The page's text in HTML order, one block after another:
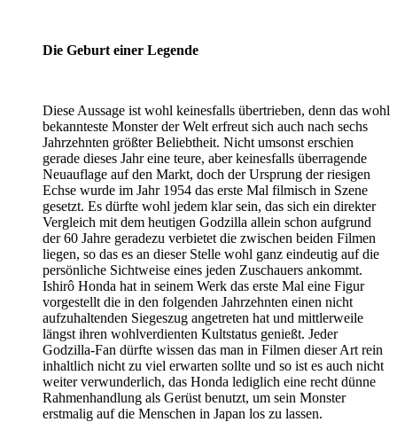
Die Geburt einer Legende
Diese Aussage ist wohl keinesfalls übertrieben, denn das wohl
bekannteste Monster der Welt erfreut sich auch nach sechs
Jahrzehnten größter Beliebtheit. Nicht umsonst erschien
gerade dieses Jahr eine teure, aber keinesfalls überragende
Neuauflage auf den Markt, doch der Ursprung der riesigen
Echse wurde im Jahr 1954 das erste Mal filmisch in Szene
gesetzt. Es dürfte wohl jedem klar sein, das sich ein direkter
Vergleich mit dem heutigen Godzilla allein schon aufgrund
der 60 Jahre geradezu verbietet die zwischen beiden Filmen
liegen, so das es an dieser Stelle wohl ganz eindeutig auf die
persönliche Sichtweise eines jeden Zuschauers ankommt.
Ishirô Honda hat in seinem Werk das erste Mal eine Figur
vorgestellt die in den folgenden Jahrzehnten einen nicht
aufzuhaltenden Siegeszug angetreten hat und mittlerweile
längst ihren wohlverdienten Kultstatus genießt. Jeder
Godzilla-Fan dürfte wissen das man in Filmen dieser Art rein
inhaltlich nicht zu viel erwarten sollte und so ist es auch nicht
weiter verwunderlich, das Honda lediglich eine recht dünne
Rahmenhandlung als Gerüst benutzt, um sein Monster
erstmalig auf die Menschen in Japan los zu lassen.